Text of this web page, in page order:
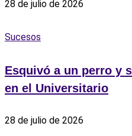
28 de julio de 2026
Sucesos
Esquivó a un perro y
en el Universitario
28 de julio de 2026